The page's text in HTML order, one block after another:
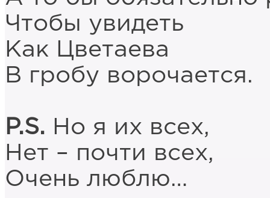
Чтобы увидеть
Как Цветаева
В гробу ворочается.
P.S. Но я их всех,
Нет – почти всех,
Очень люблю…